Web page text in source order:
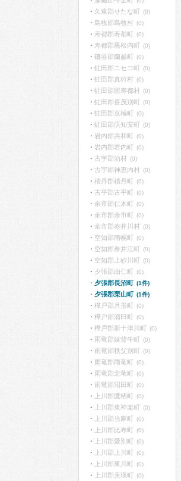
久遠郡せたな町 (0)
島牧郡島牧村 (0)
寿都郡寿都町 (0)
寿都郡黒松内町 (0)
磯谷郡蘭越町 (0)
虻田郡ニセコ町 (0)
虻田郡真狩村 (0)
虻田郡留寿都村 (0)
虻田郡喜茂別町 (0)
虻田郡京極町 (0)
虻田郡倶知安町 (0)
岩内郡共和町 (0)
岩内郡岩内町 (0)
古宇郡泊村 (0)
古宇郡神恵内村 (0)
積丹郡積丹町 (0)
古平郡古平町 (0)
余市郡仁木町 (0)
余市郡余市町 (0)
余市郡赤井川村 (0)
空知郡南幌町 (0)
空知郡奈井江町 (0)
空知郡上砂川町 (0)
夕張郡由仁町 (0)
夕張郡長沼町 (1件)
夕張郡栗山町 (1件)
樺戸郡月形町 (0)
樺戸郡浦臼町 (0)
樺戸郡新十津川町 (0)
雨竜郡妹背牛町 (0)
雨竜郡秩父別町 (0)
雨竜郡雨竜町 (0)
雨竜郡北竜町 (0)
雨竜郡沼田町 (0)
上川郡鷹栖町 (0)
上川郡東神楽町 (0)
上川郡当麻町 (0)
上川郡比布町 (0)
上川郡愛別町 (0)
上川郡上川町 (0)
上川郡東川町 (0)
上川郡美瑛町 (0)